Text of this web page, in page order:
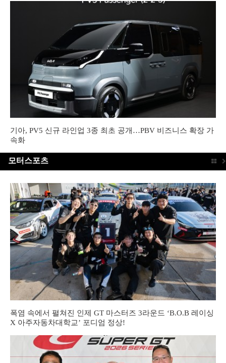
기아, PV5 신규 라인업 3종 최초 공개…PBV 비즈니스 확장 가
속화
모터스포츠
폭염 속에서 펼쳐진 인제 GT 마스터즈 3라운드 ‘B.O.B 레이싱
X 아주자동차대학교’ 포디엄 정상!